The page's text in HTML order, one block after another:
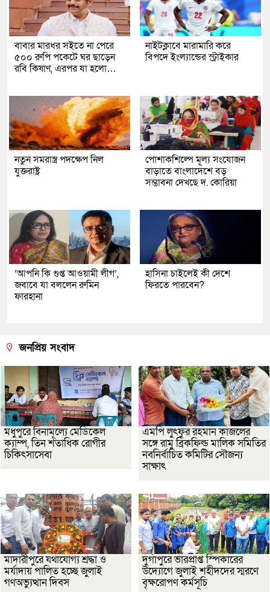
বাবার মারধর সইতে না পেরে
৫০০ রুপি পকেটে ঘর ছাড়েন
রবি কিষাণ, এরপর যা হলো…
নাইটক্লাবে মারামারি করে
বিপদে ইংল্যান্ডের স্ট্রাইকার
নতুন সমরাস্ত্র পদক্ষেপ নিল
যুক্তরাষ্ট্র
পোশাকশিল্পে মূল্য সংযোজন
বাড়াতে বাংলাদেশে বড়
সম্ভাবনা দেখছে দ. কোরিয়া
‘আপনি কি গুপ্ত আওয়ামী লীগ’,
জবাবে যা বললেন রুমিন
ফারহানা
হাসিনা চাইলেই কী দেশে
ফিরতে পারবেন?
জনপ্রিয় সংবাদ
মধুপুরে বিনামূল্যে মেডিকেল
ক্যাম্প, তিন শতাধিক রোগীর
চিকিৎসাসেবা
এমপি লুৎফুর রহমান কাজলের
সঙ্গে রামু ব্রিকফিল্ড মালিক সমিতির
নবনির্বাচিত কমিটির সৌজন্য
সাক্ষাৎ
মাদারীপুরে যথাযোগ্য শ্রদ্ধা ও
মর্যাদায় পালিত হচ্ছে জুলাই
গণঅভ্যুত্থান দিবস
দুর্গাপুরে ভারপ্রাপ্ত স্পিকারের
উদ্যোগে জুলাই শহীদদের স্মরণে
বৃক্ষরোপণ কর্মসূচি